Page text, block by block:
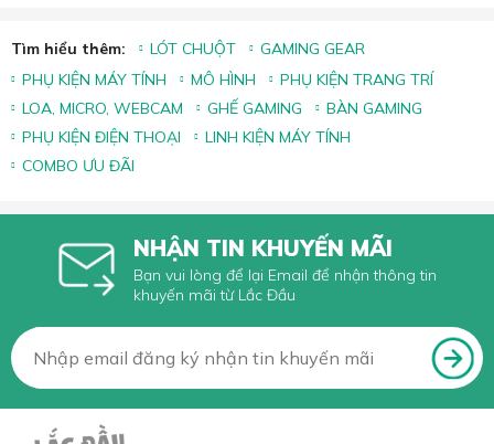
Tìm hiểu thêm: LÓT CHUỘT
GAMING GEAR
PHỤ KIỆN MÁY TÍNH
MÔ HÌNH
PHỤ KIỆN TRANG TRÍ
LOA, MICRO, WEBCAM
GHẾ GAMING
BÀN GAMING
PHỤ KIỆN ĐIỆN THOẠI
LINH KIỆN MÁY TÍNH
COMBO ƯU ĐÃI
NHẬN TIN KHUYẾN MÃI
Bạn vui lòng để lại Email để nhận thông tin
khuyến mãi từ Lắc Đầu